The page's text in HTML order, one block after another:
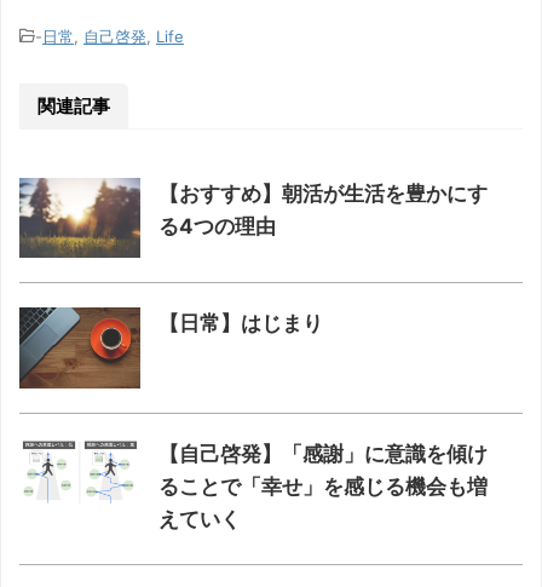
-日常 自己啓発 Life
関連記事
【おすすめ】朝活が生活を豊かにす
る4つの理由
【日常】はじまり
【自己啓発】「感謝」に意識を傾け
ることで「幸せ」を感じる機会も増
えていく